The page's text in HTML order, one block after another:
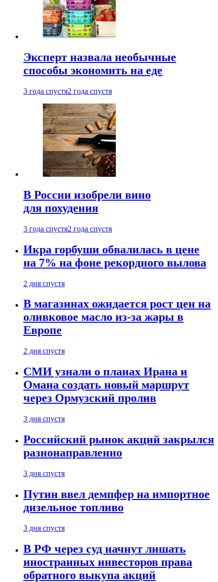
Эксперт назвала необычные
способы экономить на еде
3 года спустя2 года спустя
В России изобрели вино
для похудения
3 года спустя2 года спустя
Икра горбуши обвалилась в цене
на 7% на фоне рекордного вылова
2 дня спустя
В магазинах ожидается рост цен на
оливковое масло из-за жары в
Европе
2 дня спустя
СМИ узнали о планах Ирана и
Омана создать новый маршрут
через Ормузский пролив
3 дня спустя
Российский рынок акций закрылся
разнонаправленно
3 дня спустя
Путин ввел демпфер на импортное
дизельное топливо
3 дня спустя
В РФ через суд начнут лишать
иностранных инвесторов права
обратного выкупа акций